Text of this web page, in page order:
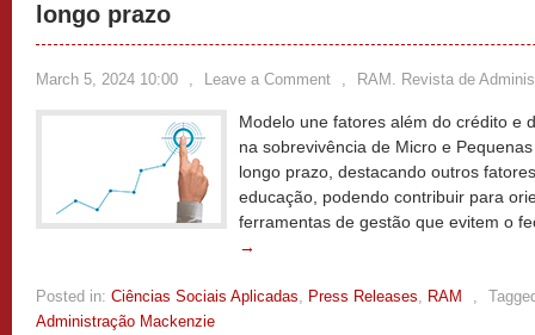
longo prazo
March 5, 2024 10:00 , Leave a Comment , RAM. Revista de
Modelo une fatores além do crédito e
na sobrevivência de Micro e
longo prazo, destacando outros
educação, podendo contribuir para
ferramentas de gestão que evitem o
→
Posted in: Ciências Sociais Aplicadas, Press Releases, RAM ,
Administração Mackenzie